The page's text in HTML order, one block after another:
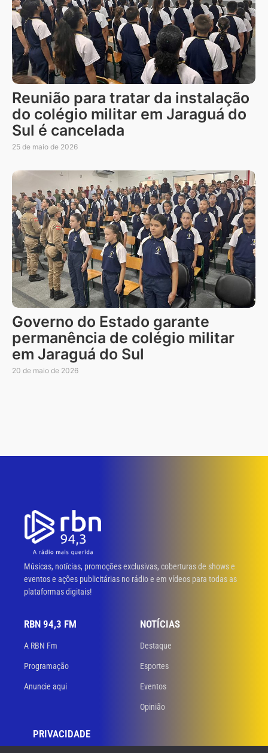
Reunião para tratar da instalação
do colégio militar em Jaraguá do
Sul é cancelada
25 de maio de 2026
Governo do Estado garante
permanência de colégio militar
em Jaraguá do Sul
20 de maio de 2026
Músicas, notícias, promoções exclusivas, coberturas de shows e
eventos e ações publicitárias no rádio e em vídeos para todas as
plataformas digitais!
RBN 94,3 FM
A RBN Fm
Programação
Anuncie aqui
NOTÍCIAS
Destaque
Esportes
Eventos
Opinião
PRIVACIDADE